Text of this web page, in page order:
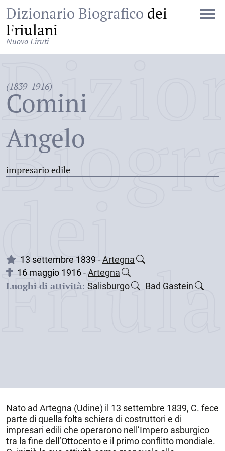
Dizionario Biografico dei
Friulani
Nuovo Liruti
(1839-1916)
Comini
Angelo
impresario edile
dei
13 settembre 1839 -Artegna
16 maggio 1916 -Artegna
Luoghi di attività: Salisburgo Bad Gastein
Nato ad Artegna (Udine) il 13 settembre 1839, C. fece
parte di quella folta schiera di costruttori e di
impresari edili che operarono nell’Impero asburgico
tra la fine dell’Ottocento e il primo conflitto mondiale.